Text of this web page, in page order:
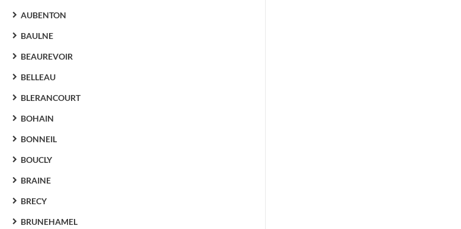
AUBENTON
BAULNE
BEAUREVOIR
BELLEAU
BLERANCOURT
BOHAIN
BONNEIL
BOUCLY
BRAINE
BRECY
BRUNEHAMEL